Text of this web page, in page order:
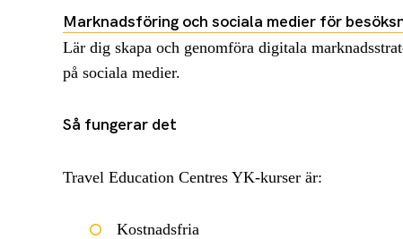
Marknadsföring och sociala medier för
Lär dig skapa och genomföra digitala
på sociala medier.
Så fungerar det
Travel Education Centres YK-kurser är:
Kostnadsfria